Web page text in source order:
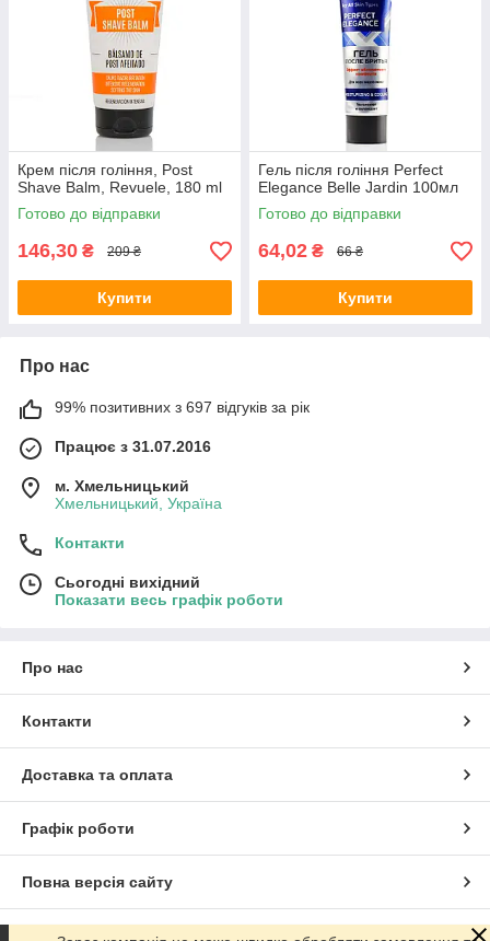
Крем після гоління, Post
Shave Balm, Revuele, 180 ml
Готово до відправки
146,30 ₴ 209 ₴
Купити
Гель після гоління Perfect
Elegance Belle Jardin 100мл
Готово до відправки
64,02 ₴ 66 ₴
Купити
Про нас
99% позитивних з 697 відгуків за рік
Працює з 31.07.2016
м. Хмельницький
Хмельницький, Україна
Контакти
Сьогодні вихідний
Показати весь графік роботи
Про нас
Контакти
Доставка та оплата
Графік роботи
Повна версія сайту
Сайт створено на маркетплейсіProm.ua